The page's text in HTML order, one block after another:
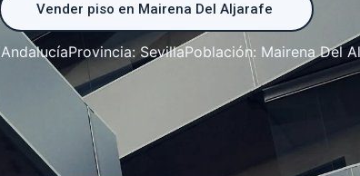
Vender piso en Mairena Del Aljarafe
AndalucíaProvincia: SevillaPoblación: Mairena Del